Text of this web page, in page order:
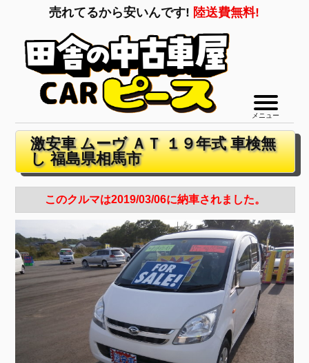
売れてるから安いんです! 陸送費無料!
メニュー
激安車 ムーヴ ＡＴ １９年式 車検無
し 福島県相馬市
このクルマは2019/03/06に納車されました。